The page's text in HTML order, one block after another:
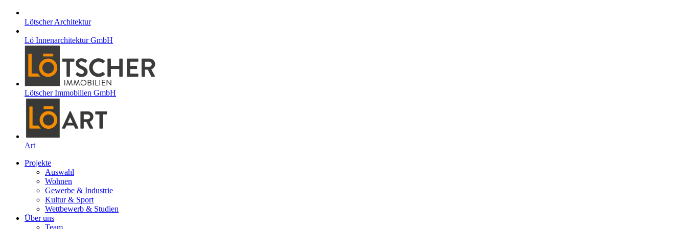
Lötscher Architektur
Lö Innenarchitektur GmbH
Lötscher Immobilien GmbH
Art
Projekte
Auswahl
Wohnen
Gewerbe & Industrie
Kultur & Sport
Wettbewerb & Studien
Über uns
Team